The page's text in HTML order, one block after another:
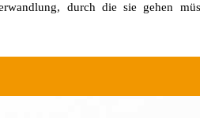
durch die sie gehen